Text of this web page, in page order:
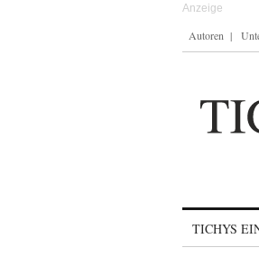
Autoren
TICHYS